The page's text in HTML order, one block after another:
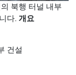
북행 터널 내부
다. 개요
건설